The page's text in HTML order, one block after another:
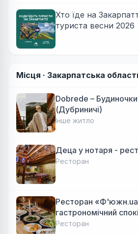
Хто їде на
туриста весни 2026
Місця · Закарпатська
Dobrede – Будиночки
(Дубриничі)
Інше житло
Деца у нотаря -
Ресторан
Ресторан
гастрономічний
Авторська локальна
Ресторан